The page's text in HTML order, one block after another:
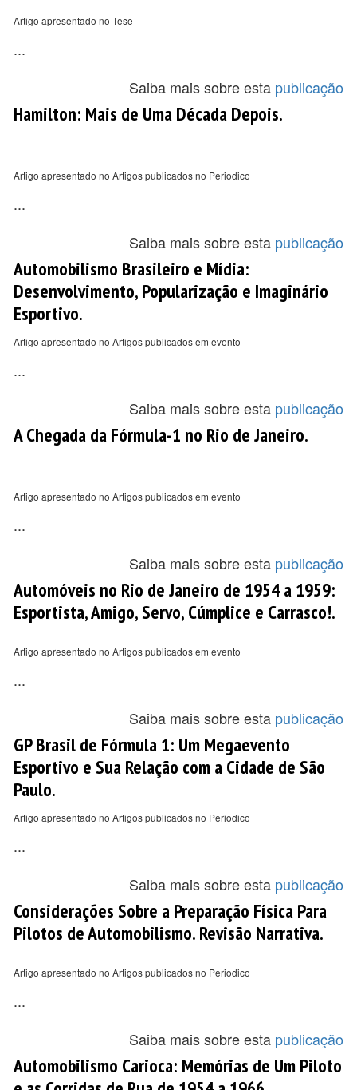
Artigo apresentado no Tese
...
Saiba mais sobre esta publicação
Hamilton: Mais de Uma Década Depois.
Artigo apresentado no Artigos publicados no Periodico
...
Saiba mais sobre esta publicação
Automobilismo Brasileiro e Mídia:
Desenvolvimento, Popularização e Imaginário
Esportivo.
Artigo apresentado no Artigos publicados em evento
...
Saiba mais sobre esta publicação
A Chegada da Fórmula-1 no Rio de Janeiro.
Artigo apresentado no Artigos publicados em evento
...
Saiba mais sobre esta publicação
Automóveis no Rio de Janeiro de 1954 a 1959:
Esportista, Amigo, Servo, Cúmplice e Carrasco!.
Artigo apresentado no Artigos publicados em evento
...
Saiba mais sobre esta publicação
GP Brasil de Fórmula 1: Um Megaevento
Esportivo e Sua Relação com a Cidade de São
Paulo.
Artigo apresentado no Artigos publicados no Periodico
...
Saiba mais sobre esta publicação
Considerações Sobre a Preparação Física Para
Pilotos de Automobilismo. Revisão Narrativa.
Artigo apresentado no Artigos publicados no Periodico
...
Saiba mais sobre esta publicação
Automobilismo Carioca: Memórias de Um Piloto